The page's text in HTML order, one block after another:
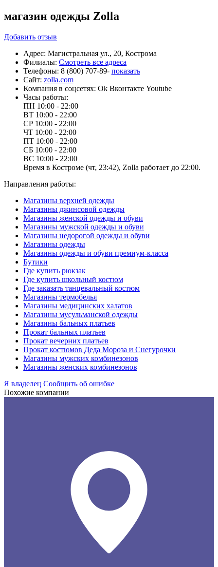
магазин одежды Zolla
Добавить отзыв
Адрес: Магистральная ул., 20, Кострома
Филиалы: Смотреть все адреса
Телефоны: 8 (800) 707-89- показать
Сайт: zolla.com
Компания в соцсетях: Ok Вконтакте Youtube
Часы работы:
ПН 10:00 - 22:00
ВТ 10:00 - 22:00
СР 10:00 - 22:00
ЧТ 10:00 - 22:00
ПТ 10:00 - 22:00
СБ 10:00 - 22:00
ВС 10:00 - 22:00
Время в Костроме (чт, 23:42), Zolla работает до 22:00.
Направления работы:
Магазины верхней одежды
Магазины джинсовой одежды
Магазины женской одежды и обуви
Магазины мужской одежды и обуви
Магазины недорогой одежды и обуви
Магазины одежды
Магазины одежды и обуви премиум-класса
Бутики
Где купить рюкзак
Где купить школьный костюм
Где заказать танцевальный костюм
Магазины термобелья
Магазины медицинских халатов
Магазины мусульманской одежды
Магазины бальных платьев
Прокат бальных платьев
Прокат вечерних платьев
Прокат костюмов Деда Мороза и Снегурочки
Магазины мужских комбинезонов
Магазины женских комбинезонов
Я владелец Сообщить об ошибке
Похожие компании